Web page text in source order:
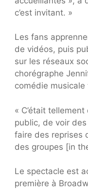
c’est invitant. »
Les fans
de vidéos, puis
sur les réseaux
chorégraphe
comédie
« C’était
public, de voir
faire des reprises
des groupes [in
Le spectacle est
première à